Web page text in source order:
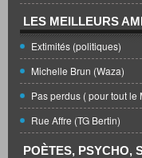
LES MEILLEURS
Extimités (politiques)
Michelle Brun (Waza)
Pas perdus ( pour tout le
Rue Affre (TG Bertin)
POÈTES, PSYCHO,